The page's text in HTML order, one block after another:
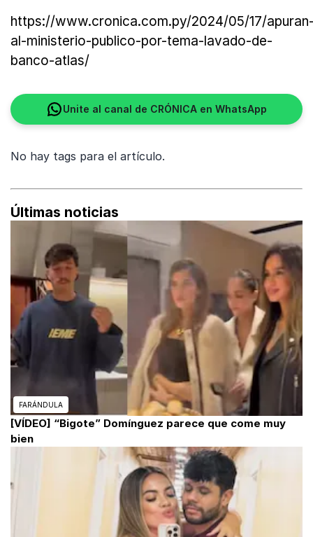
https://www.cronica.com.py/2024/05/17/
al-ministerio-publico-por-tema-lavado-de-
banco-atlas/
Unite al canal de CRÓNICA en WhatsApp
No hay tags para el artículo.
Últimas noticias
FARÁNDULA
[VÍDEO] “Bigote” Domínguez parece que come muy
bien